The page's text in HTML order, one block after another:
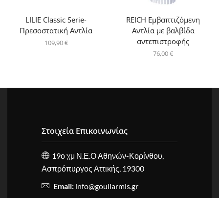
LILIE Classic Serie-
Πρεσοστατική Αντλία
109,90€
REICH Εμβαπτιζόμενη
Αντλία με βαλβίδα
αντεπιστροφής
76,00€
Στοιχεία Επικοινωνίας
19ο χμ Ν.Ε.Ο Αθηνών-Κορίνθου,
Ασπρόπυργος Αττικής, 19300
Email: info@gouliarmis.gr